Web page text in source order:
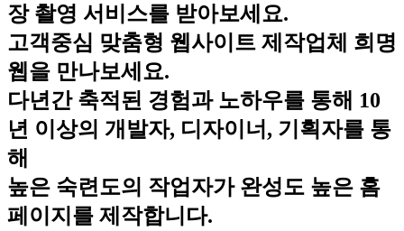
장 촬영 서비스를 받아보세요.
고객중심 맞춤형 웹사이트 제작업체 희명
웹을 만나보세요.
다년간 축적된 경험과 노하우를 통해 10
년 이상의 개발자, 디자이너, 기획자를 통
해
높은 숙련도의 작업자가 완성도 높은 홈
페이지를 제작합니다.